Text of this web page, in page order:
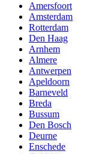
Amersfoort
Amsterdam
Rotterdam
Den Haag
Arnhem
Almere
Antwerpen
Apeldoorn
Barneveld
Breda
Bussum
Den Bosch
Deurne
Enschede